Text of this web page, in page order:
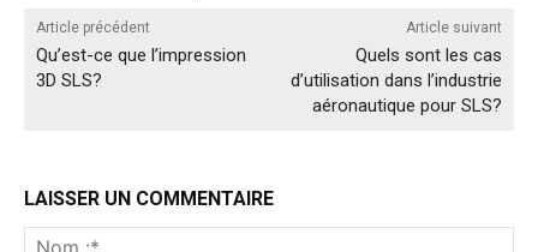
Article précédent
Qu’est-ce que l’impression
3D SLS?
Article suivant
Quels sont les cas
d’utilisation dans l’industrie
aéronautique pour SLS?
LAISSER UN COMMENTAIRE